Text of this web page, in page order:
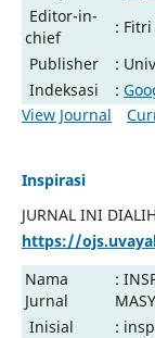
Editor-in-
chief
: Fitri
Publisher
:
Indeksasi
:
View Journal
Inspirasi
JURNAL INI
https://
Nama
Jurnal
:
Inisial
: